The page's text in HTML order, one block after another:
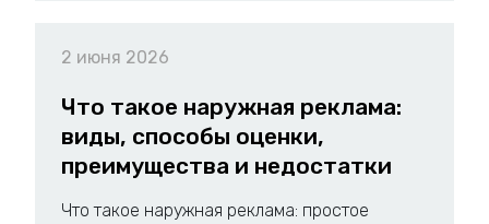
2 июня 2026
Что такое наружная реклама:
виды, способы оценки,
преимущества и недостатки
Что такое наружная реклама: простое